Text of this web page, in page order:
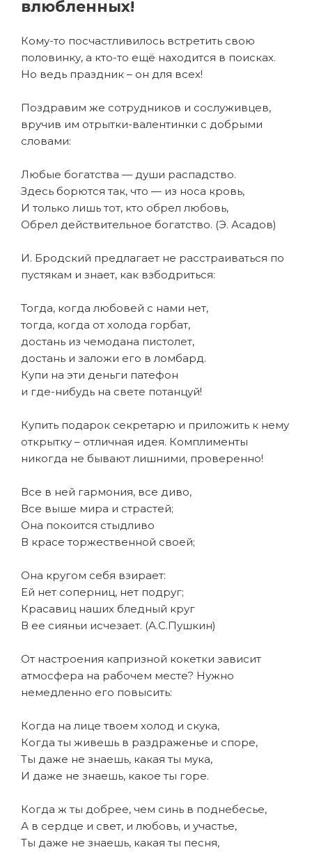
влюбленных!
Кому-то посчастливилось встретить свою
половинку, а кто-то ещё находится в поисках.
Но ведь праздник – он для всех!
Поздравим же сотрудников и сослуживцев,
вручив им отрытки-валентинки с добрыми
словами:
Любые богатства — души распадство.
Здесь борются так, что — из носа кровь,
И только лишь тот, кто обрел любовь,
Обрел действительное богатство. (Э. Асадов)
И. Бродский предлагает не расстраиваться по
пустякам и знает, как взбодриться:
Тогда, когда любовей с нами нет,
тогда, когда от холода горбат,
достань из чемодана пистолет,
достань и заложи его в ломбард.
Купи на эти деньги патефон
и где-нибудь на свете потанцуй!
Купить подарок секретарю и приложить к нему
открытку – отличная идея. Комплименты
никогда не бывают лишними, проверенно!
Все в ней гармония, все диво,
Все выше мира и страстей;
Она покоится стыдливо
В красе торжественной своей;
Она кругом себя взирает:
Ей нет соперниц, нет подруг;
Красавиц наших бледный круг
В ее сияньи исчезает. (А.С.Пушкин)
От настроения капризной кокетки зависит
атмосфера на рабочем месте? Нужно
немедленно его повысить:
Когда на лице твоем холод и скука,
Когда ты живешь в раздраженье и споре,
Ты даже не знаешь, какая ты мука,
И даже не знаешь, какое ты горе.
Когда ж ты добрее, чем синь в поднебесье,
А в сердце и свет, и любовь, и участье,
Ты даже не знаешь, какая ты песня,